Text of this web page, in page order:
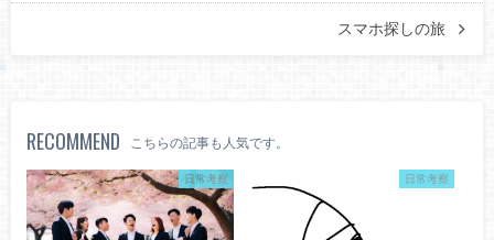
スマホ探しの旅
RECOMMEND こちらの記事も人気です。
日常考察 日常考察